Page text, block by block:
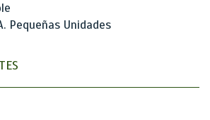
Pequeñas Unidades